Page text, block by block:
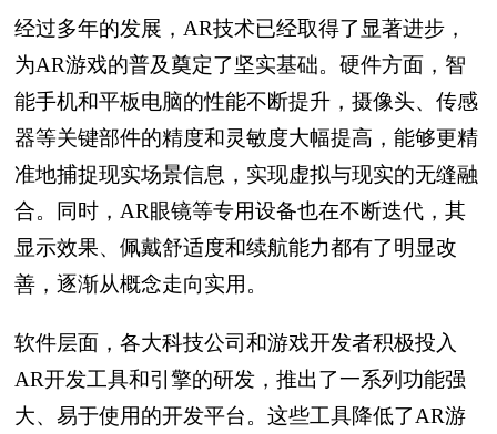
经过多年的发展，AR技术已经取得了显著进步，
为AR游戏的普及奠定了坚实基础。硬件方面，智
能手机和平板电脑的性能不断提升，摄像头、传感
器等关键部件的精度和灵敏度大幅提高，能够更精
准地捕捉现实场景信息，实现虚拟与现实的无缝融
合。同时，AR眼镜等专用设备也在不断迭代，其
显示效果、佩戴舒适度和续航能力都有了明显改
善，逐渐从概念走向实用。
软件层面，各大科技公司和游戏开发者积极投入
AR开发工具和引擎的研发，推出了一系列功能强
大、易于使用的开发平台。这些工具降低了AR游